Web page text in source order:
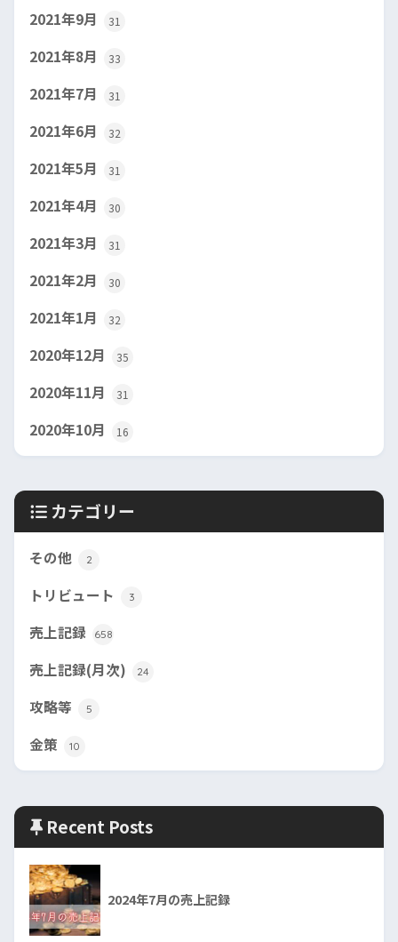
2021年9月 31
2021年8月 33
2021年7月 31
2021年6月 32
2021年5月 31
2021年4月 30
2021年3月 31
2021年2月 30
2021年1月 32
2020年12月 35
2020年11月 31
2020年10月 16
カテゴリー
その他 2
トリビュート 3
売上記録 658
売上記録(月次) 24
攻略等 5
金策 10
Recent Posts
2024年7月の売上記録